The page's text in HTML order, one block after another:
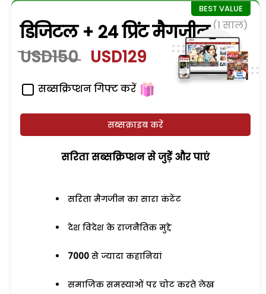
डिजिटल + 24 प्रिंट मैगजीन (1 साल)
USD150 USD129
सब्सक्रिप्शन गिफ्ट करें
सब्सक्राइब करें
सरिता सब्सक्रिप्शन से जुड़ेें और पाएं
सरिता मैगजीन का सारा कंटेंट
देश विदेश के राजनैतिक मुद्दे
7000 से ज्यादा कहानियां
समाजिक समस्याओं पर चोट करते लेख